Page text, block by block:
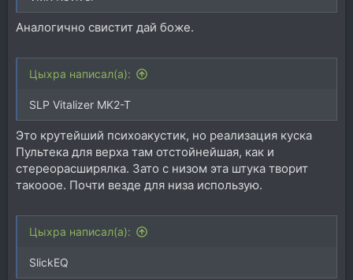
Аналогично свистит дай боже.
Цыхра написал(а):
SLP Vitalizer MK2-T
Это крутейший психоакустик, но реализация куска
Пультека для верха там отстойнейшая, как и
стереорасширялка. Зато с низом эта штука творит
такооое. Почти везде для низа использую.
Цыхра написал(а):
SlickEQ